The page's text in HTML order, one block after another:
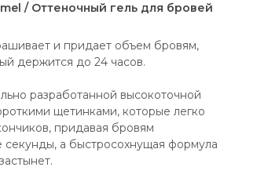
/ Оттеночный гель для бровей
и придает объем бровям,
держится до 24 часов.
разработанной высокоточной
щетинками, которые легко
придавая бровям
секунды, а быстросохнущая формула